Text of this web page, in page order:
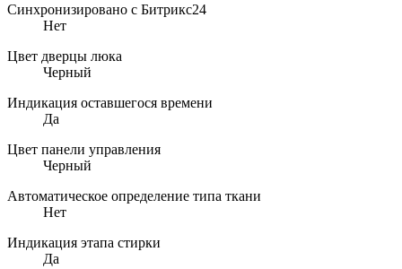
Синхронизировано с Битрикс24
Нет
Цвет дверцы люка
Черный
Индикация оставшегося времени
Да
Цвет панели управления
Черный
Автоматическое определение типа ткани
Нет
Индикация этапа стирки
Да